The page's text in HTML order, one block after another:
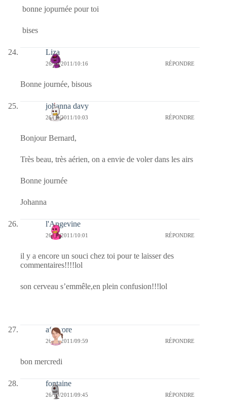
bonne jopurnée pour toi
bises
Liza
26/10/2011/10:16 RÉPONDRE
Bonne journée, bisous
johanna davy
26/10/2011/10:03 RÉPONDRE
Bonjour Bernard,
Très beau, très aérien, on a envie de voler dans les airs
Bonne journée
Johanna
l'Angevine
26/10/2011/10:01 RÉPONDRE
il y a encore un souci chez toi pour te laisser des
commentaires!!!!lol
son cerveau s’emmêle,en plein confusion!!!lol
afaurore
26/10/2011/09:59 RÉPONDRE
bon mercredi
fontaine
26/10/2011/09:45 RÉPONDRE